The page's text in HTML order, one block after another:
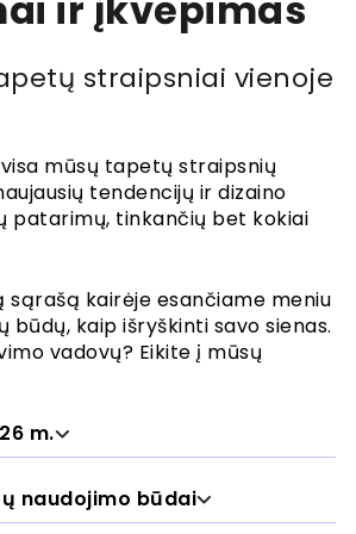
ir virtuvėse
kambariams
straipsniai vienoje
mūsų tapetų straipsnių
tendencijų ir dizaino
patarimų, tinkančių bet kokiai
sąrašą kairėje esančiame meniu
būdų, kaip išryškinti savo sienas.
vadovų? Eikite į mūsų
m.
sienos vaizdas
naudojimo būdai